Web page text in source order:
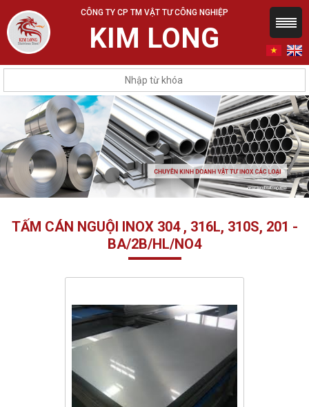
CÔNG TY CP TM VẬT TƯ CÔNG NGHIỆP
KIM LONG
TẤM CÁN NGUỘI INOX 304 , 316L, 310S, 201 -
BA/2B/HL/NO4